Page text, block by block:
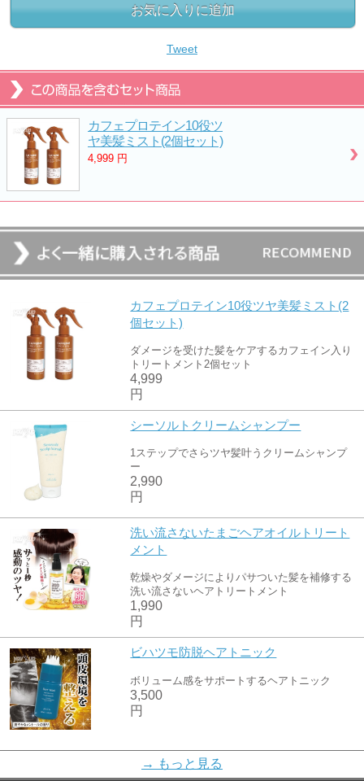
お気に入りに追加
Tweet
カフェプロテイン10役ツ
ヤ美髪ミスト(2個セット)
4,999 円
カフェプロテイン10役ツヤ美髪ミスト(2
個セット)
ダメージを受けた髪をケアするカフェイン入り
トリートメント2個セット
4,999
円
シーソルトクリームシャンプー
1ステップでさらツヤ髪叶うクリームシャンプ
ー
2,990
円
洗い流さないたまごヘアオイルトリート
メント
乾燥やダメージによりパサついた髪を補修する
洗い流さないヘアトリートメント
1,990
円
ビハツモ防脱ヘアトニック
ボリューム感をサポートするヘアトニック
3,500
円
ドクターEGFオールインワンクリーム
→ もっと見る